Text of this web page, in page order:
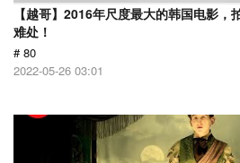
【越哥】2016年尺度最大的韩国电影
难处！
# 80
2022-05-26 03:01